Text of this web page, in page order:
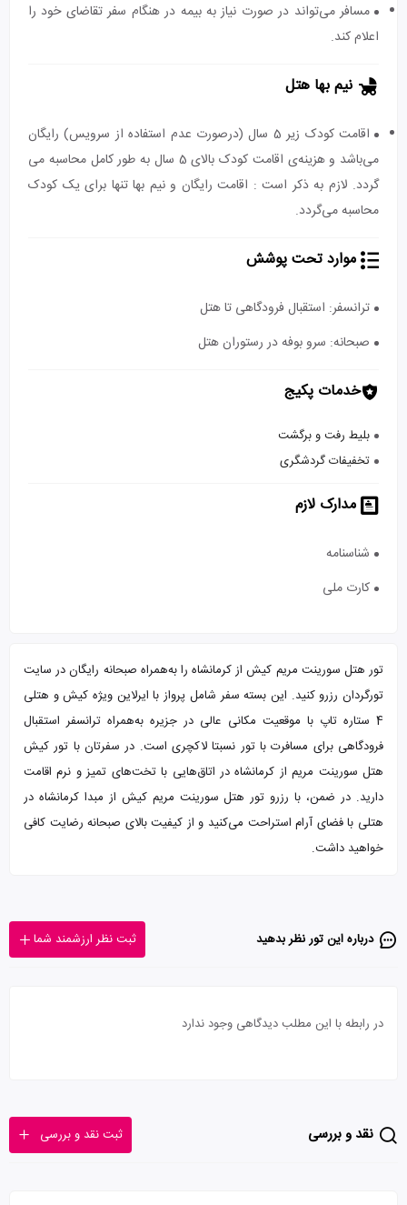
مسافر می‌تواند در صورت نیاز به بیمه در هنگام سفر تقاضای خود را
اعلام کند.
نیم بها هتل
اقامت کودک زیر 5 سال (درصورت عدم استفاده از سرویس) رایگان
می‌باشد و هزینه‌ی اقامت کودک بالای 5 سال به طور کامل محاسبه می
گردد. لازم به ذکر است : اقامت رایگان و نیم بها تنها برای یک کودک
محاسبه می‌گردد.
موارد تحت پوشش
ترانسفر: استقبال فرودگاهی تا هتل
صبحانه: سرو بوفه در رستوران هتل
خدمات پکیج
بلیط رفت و برگشت
تخفیفات گردشگری
مدارک لازم
شناسنامه
کارت ملی
تور هتل سورینت مریم کیش از کرمانشاه را به‌همراه صبحانه رایگان در سایت
تورگردان رزرو کنید. این بسته سفر شامل پرواز با ایرلاین ویژه کیش و هتلی
4 ستاره تاپ با موقعیت مکانی عالی در جزیره به‌همراه ترانسفر استقبال
فرودگاهی برای مسافرت‌‌ با تور نسبتا لاکچری است. در سفرتان با تور کیش
هتل سورینت مریم از کرمانشاه در اتاق‌‌هایی با تخت‌های تمیز و نرم اقامت
دارید. در ضمن، با رزرو تور هتل سورینت مریم کیش از مبدا کرمانشاه در
هتلی با فضای آرام استراحت می‌کنید و از کیفیت بالای صبحانه رضایت کافی
خواهید داشت.
درباره این تور‌ نظر بدهید ثبت نظر ارزشمند شما
در رابطه با این مطلب دیدگاهی وجود ندارد
نقد و بررسی ثبت نقد و بررسی